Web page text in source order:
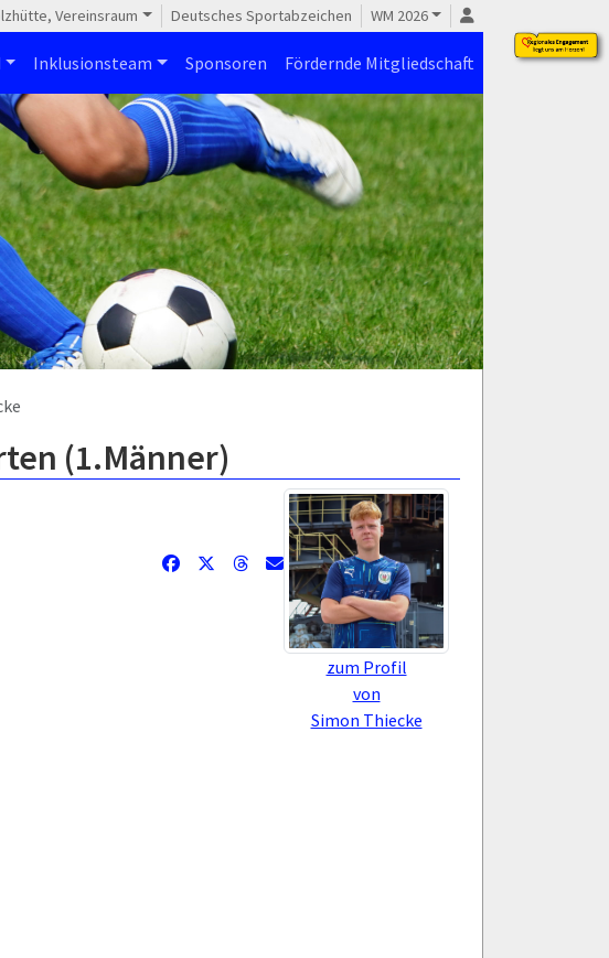
Vereinsraum Deutsches Sportabzeichen WM 2026
Inklusionsteam Sponsoren Fördernde Mitgliedschaft
(1.Männer)
zum Profil
von
Simon Thiecke